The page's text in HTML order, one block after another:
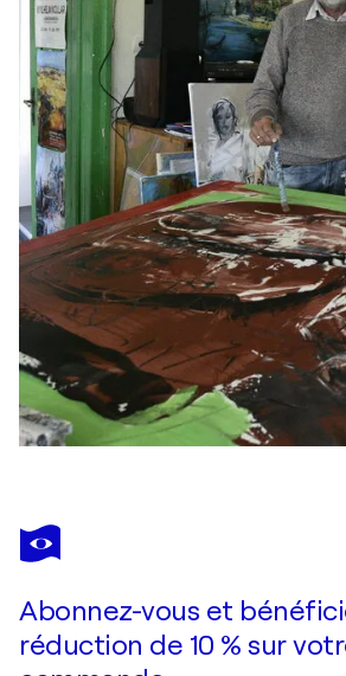
Abonnez-vous et
réduction de 10 % sur